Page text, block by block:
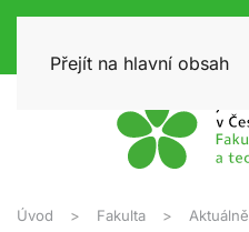
Přejít na hlavní obsah
Úvod Fakulta Aktuálně